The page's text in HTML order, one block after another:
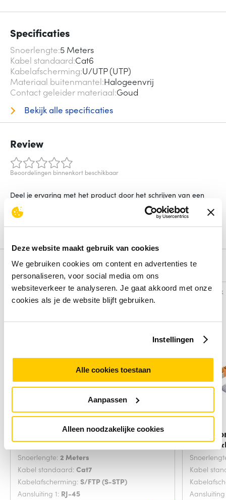
Deze website maakt gebruik van cookies
We gebruiken cookies om content en advertenties te
personaliseren, voor social media om ons
websiteverkeer te analyseren. Je gaat akkoord met onze
cookies als je de website blijft gebruiken.
Instellingen
Alle cookies toestaan
Aanpassen
Alleen noodzakelijke cookies
Specificaties
Snoerlengte 5 Meters
Kabel standaard Cat6
Kabelafscherming U/UTP (UTP)
Materiaal buitenmantel Halogeenvrij
Contact geleider materiaal Goud
Bekijk alle specificaties
Review
Beoordelingen binnenkort beschikbaar
Deel je ervaring met het product door het schrijven van een
Schrijf een review
Alternatieven
Vergelijk
Microconnect SFTP702G
netwerkkabel Groen 2
Snoerlengte: 2 Meters
Kabel standaard: Cat7
Kabelafscherming: S/FTP (S-STP)
Aansluiting 1: RJ-45
Vergelijk
Kabel